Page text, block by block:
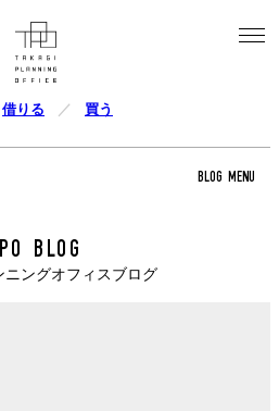
借りる 買う
BLOG MENU
BLOG
ニングオフィスブログ